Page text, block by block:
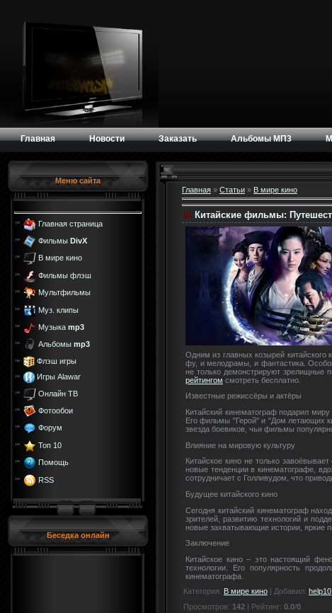
Главная Новости Заказать Альбомы МП3
Меню сайта
Главная страница
Фильмы DivX
В мире кино
Фильмы флэш
Мультфильмы
Муз. клипы
Музыка mp3
Альбомы mp3
Флэш игры
Игры Alawar
Онлайн ТВ
Фотообои
Форум
Топ 10
Помощь
RSS
Беседка онлайн
Главная » Статьи » В мире кино
Китайские фильмы:
Одним из главных козырей китайского
фу, и мелодрамы, и фантастика.
не только демонстрируют зрелищные
рейтингом смотреть бесплатно.
Известные режиссёры и актёры
Китайский кинематограф подарил
Его фильмы "Герой" и "Дом летающих
звезда боевиков, чьи фильмы
Влияние на мировую культуру
Китайское кино не только
новые тенденции в кинематографе,
сотрудничает с Голливудом, что
Будущее китайского кино
Сегодня китайский кинематограф
зрителей, развитию технологий и
новые захватывающие истории, яркие
Заключение
Китайское кино – это настоящий
технологии. Его популярность
кинематографа.
Категория: В мире кино | Добавил: help10
Просмотров: 142 | Рейтинг: 0.0/0